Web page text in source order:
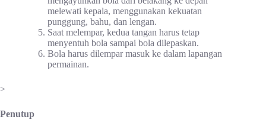
melewati kepala, menggunakan kekuatan
punggung, bahu, dan lengan.
Saat melempar, kedua tangan harus tetap
menyentuh bola sampai bola dilepaskan.
Bola harus dilempar masuk ke dalam lapangan
permainan.
>
Penutup